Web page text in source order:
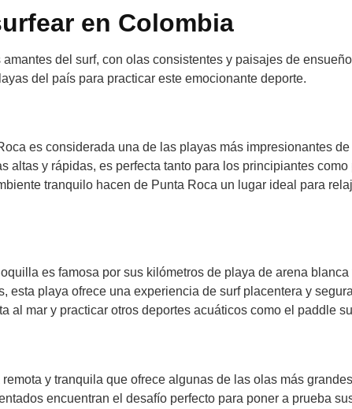
en Colombia
del surf, con olas consistentes y paisajes de
del país para practicar este emocionante deporte.
es considerada una de las playas más impresionantes
altas y rápidas, es perfecta tanto para los principiantes como
tranquilo hacen de Punta Roca un lugar ideal para
es famosa por sus kilómetros de playa de arena
playa ofrece una experiencia de surf placentera y
al mar y practicar otros deportes acuáticos como el paddle
y tranquila que ofrece algunas de las olas más
encuentran el desafío perfecto para poner a prueba